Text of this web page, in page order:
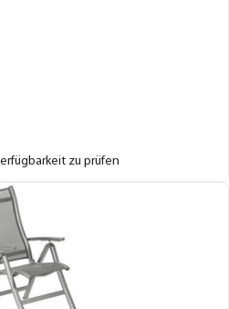
zu prüfen